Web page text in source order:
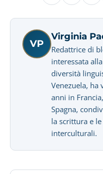
VP
Virginia
Redattrice di
interessata
diversità
Venezuela, ha
anni in
Spagna,
la scrittura e
interculturali.